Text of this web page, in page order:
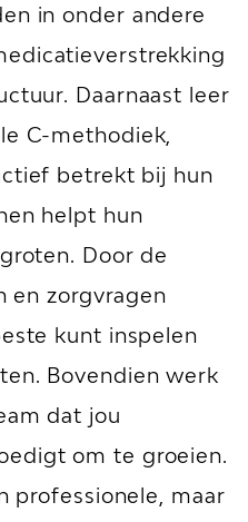
in onder andere
Daarnaast leer
C-methodiek,
betrekt bij hun
helpt hun
Door de
en zorgvragen
kunt inspelen
Bovendien werk
dat jou
om te groeien.
professionele, maar